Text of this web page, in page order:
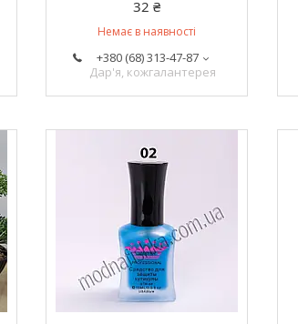
32 ₴
Немає в наявності
+380 (68) 313-47-87
Дар'я, кожгалантерея